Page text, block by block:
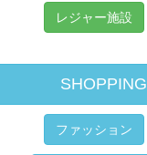
レジャー施設
SHOPPING
ファッション